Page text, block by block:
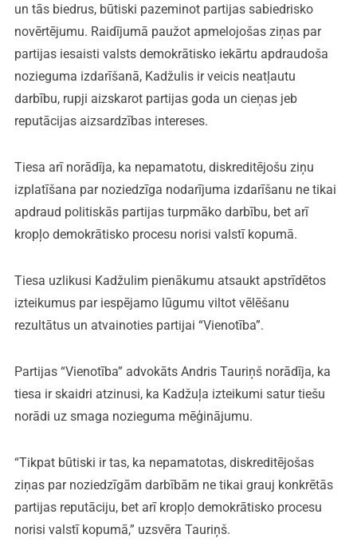
un tās biedrus, būtiski pazeminot partijas sabiedrisko
novērtējumu. Raidījumā paužot apmelojošas ziņas par
partijas iesaisti valsts demokrātisko iekārtu apdraudoša
nozieguma izdarīšanā, Kadžulis ir veicis neatļautu
darbību, rupji aizskarot partijas goda un cieņas jeb
reputācijas aizsardzības intereses.
Tiesa arī norādīja, ka nepamatotu, diskreditējošu ziņu
izplatīšana par noziedzīga nodarījuma izdarīšanu ne tikai
apdraud politiskās partijas turpmāko darbību, bet arī
kropļo demokrātisko procesu norisi valstī kopumā.
Tiesa uzlikusi Kadžulim pienākumu atsaukt apstrīdētos
izteikumus par iespējamo lūgumu viltot vēlēšanu
rezultātus un atvainoties partijai “Vienotība”.
Partijas “Vienotība” advokāts Andris Tauriņš norādīja, ka
tiesa ir skaidri atzinusi, ka Kadžuļa izteikumi satur tiešu
norādi uz smaga nozieguma mēģinājumu.
“Tikpat būtiski ir tas, ka nepamatotas, diskreditējošas
ziņas par noziedzīgām darbībām ne tikai grauj konkrētās
partijas reputāciju, bet arī kropļo demokrātisko procesu
norisi valstī kopumā,” uzsvēra Tauriņš.